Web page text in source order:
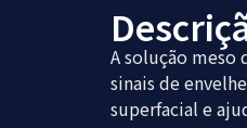
A solução meso
sinais de
superfacial e